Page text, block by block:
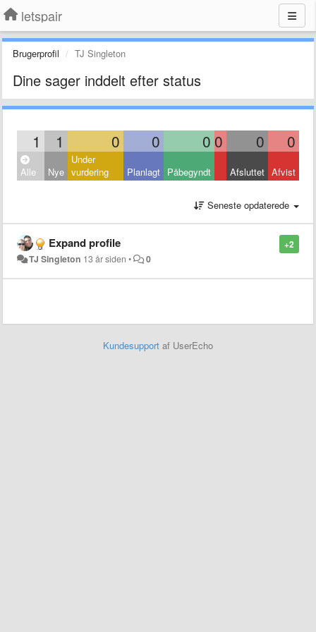
letspair
Brugerprofil TJ Singleton
Dine sager inddelt efter status
1 1 0 0 0 0 0 0
Alle Nye
Under
vurdering
Planlagt Påbegyndt Afsluttet Afvist
Seneste opdaterede
+2
Expand profile
TJ Singleton 13 år siden • 0
Kundesupport af UserEcho